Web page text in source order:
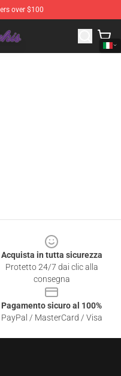
over $100
Uchis Merchandise Shop
Acquista in tutta sicurezza
Protetto 24/7 dai clic alla
consegna
Pagamento sicuro al 100%
PayPal / MasterCard / Visa